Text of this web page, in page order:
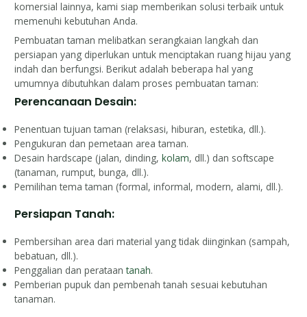
komersial lainnya, kami siap memberikan solusi terbaik untuk
memenuhi kebutuhan Anda.
Pembuatan taman melibatkan serangkaian langkah dan
persiapan yang diperlukan untuk menciptakan ruang hijau yang
indah dan berfungsi. Berikut adalah beberapa hal yang
umumnya dibutuhkan dalam proses pembuatan taman:
Perencanaan Desain:
Penentuan tujuan taman (relaksasi, hiburan, estetika, dll.).
Pengukuran dan pemetaan area taman.
Desain hardscape (jalan, dinding,kolam, dll.) dan softscape
(tanaman, rumput, bunga, dll.).
Pemilihan tema taman (formal, informal, modern, alami, dll.).
Persiapan Tanah:
Pembersihan area dari material yang tidak diinginkan (sampah,
bebatuan, dll.).
Penggalian dan perataantanah.
Pemberian pupuk dan pembenah tanah sesuai kebutuhan
tanaman.